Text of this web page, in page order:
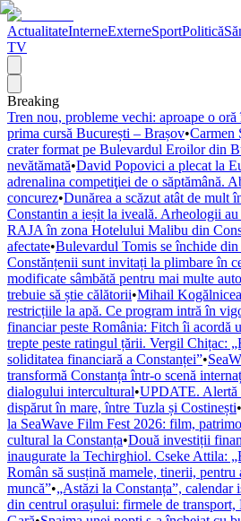
ActualitateInterneExterneSportPolitică
TV
Breaking
Tren nou, probleme vechi: aproape o
prima cursă București – Brașov•Carmen
crater format pe Bulevardul Eroilor din
nevătămată•David Popovici a plecat la
adrenalina competiţiei de o săptămână.
concurez•Dunărea a scăzut atât de mult
Constantin a ieșit la iveală. Arheologii au
RAJA în zona Hotelului Malibu din
afectate•Bulevardul Tomis se închide
Constănțenii sunt invitați la plimbare în
modificate sâmbătă pentru mai multe
trebuie să știe călătorii•Mihail
restricțiile la apă. Ce program intră în
financiar peste România: Fitch îi acordă
trepte peste ratingul țării. Vergil Chițac:
soliditatea financiară a Constanței”•
transformă Constanța într-o scenă
dialogului intercultural•UPDATE. Alertă
dispărut în mare, între Tuzla și Costinești•
la SeaWave Film Fest 2026: film,
cultural la Constanța•Două investiții
inaugurate la Techirghiol. Cseke Attila:
Român să susțină mamele, tinerii, pentru
muncă”•„Astăzi la Constanța”, calendar
din centrul orașului: firmele de transport,